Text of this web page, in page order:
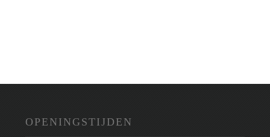
OPENINGSTIJDEN